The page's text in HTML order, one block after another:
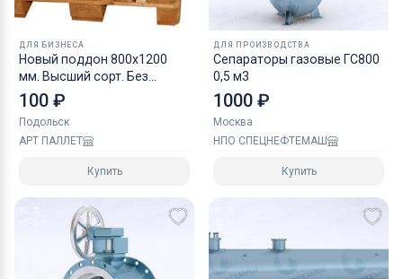
ДЛЯ БИЗНЕСА
Новый поддон 800х1200
мм. Высший сорт. Без
клейма
100 ₽
Подольск
АРТ ПАЛЛЕТ
Купить
ДЛЯ ПРОИЗВОДСТВА
Сепараторы газовые ГС800
0,5 м3
1000 ₽
Москва
НПО СПЕЦНЕФТЕМАШ
Купить